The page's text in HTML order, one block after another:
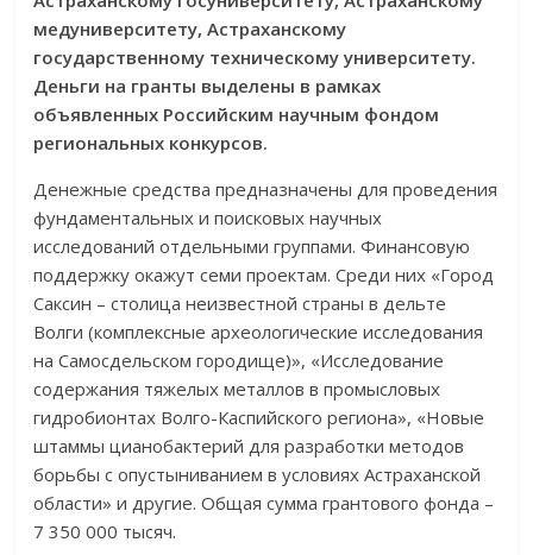
медуниверситету, Астраханскому
государственному техническому университету.
Деньги на гранты выделены в рамках
объявленных Российским научным фондом
региональных конкурсов.
Денежные средства предназначены для проведения
фундаментальных и поисковых научных
исследований отдельными группами. Финансовую
поддержку окажут семи проектам. Среди них «Город
Саксин – столица неизвестной страны в дельте
Волги (комплексные археологические исследования
на Самосдельском городище)», «Исследование
содержания тяжелых металлов в промысловых
гидробионтах Волго-Каспийского региона», «Новые
штаммы цианобактерий для разработки методов
борьбы с опустыниванием в условиях Астраханской
области» и другие. Общая сумма грантового фонда –
7 350 000 тысяч.